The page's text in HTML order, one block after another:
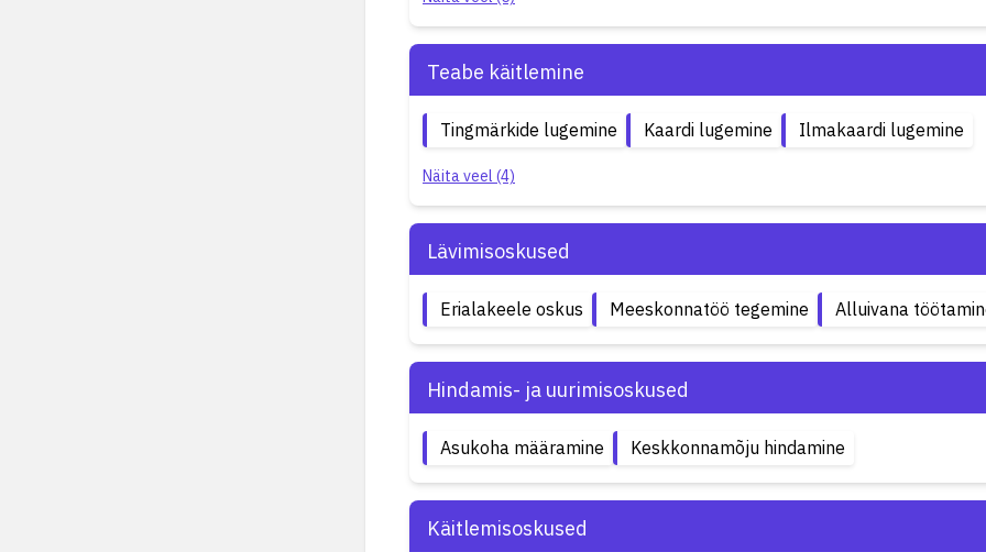
Teabe käitlemine
Tingmärkide lugemine Kaardi lugemine Ilmakaardi lugemine
Näita veel (4)
Lävimisoskused
Erialakeele oskus Meeskonnatöö tegemine Alluivana
Hindamis- ja uurimisoskused
Asukoha määramine Keskkonnamõju hindamine
Käitlemisoskused